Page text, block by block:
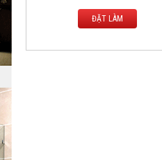
ĐẶT LÀM